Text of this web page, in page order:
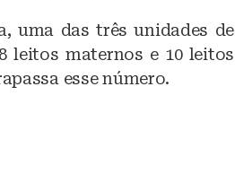
uma das três unidades de
leitos maternos e 10 leitos
esse número.